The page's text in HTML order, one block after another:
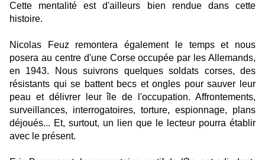
Cette mentalité est d'ailleurs bien rendue dans cette
histoire.
Nicolas Feuz remontera également le temps et nous
posera au centre d'une Corse occupée par les Allemands,
en 1943. Nous suivrons quelques soldats corses, des
résistants qui se battent becs et ongles pour sauver leur
peau et délivrer leur île de l'occupation. Affrontements,
surveillances, interrogatoires, torture, espionnage, plans
déjoués... Et, surtout, un lien que le lecteur pourra établir
avec le présent.